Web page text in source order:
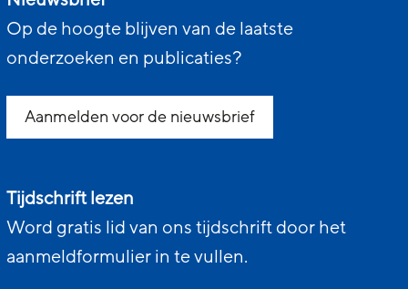
Op de hoogte blijven van de laatste
onderzoeken en publicaties?
Aanmelden voor de nieuwsbrief
Tijdschrift lezen
Word gratis lid van ons tijdschrift door het
aanmeldformulier in te vullen.